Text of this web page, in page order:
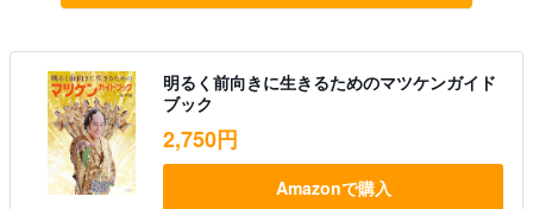
明るく前向きに生きるためのマツケンガイド
ブック
2,750円
Amazonで購入